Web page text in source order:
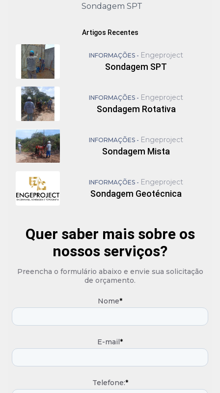
Sondagem SPT
Artigos Recentes
INFORMAÇÕES - Engeproject
Sondagem SPT
INFORMAÇÕES - Engeproject
Sondagem Rotativa
INFORMAÇÕES - Engeproject
Sondagem Mista
INFORMAÇÕES - Engeproject
Sondagem Geotécnica
Quer saber mais sobre os
nossos serviços?
Preencha o formulário abaixo e envie sua solicitação
de orçamento.
Nome*
E-mail*
Telefone:*